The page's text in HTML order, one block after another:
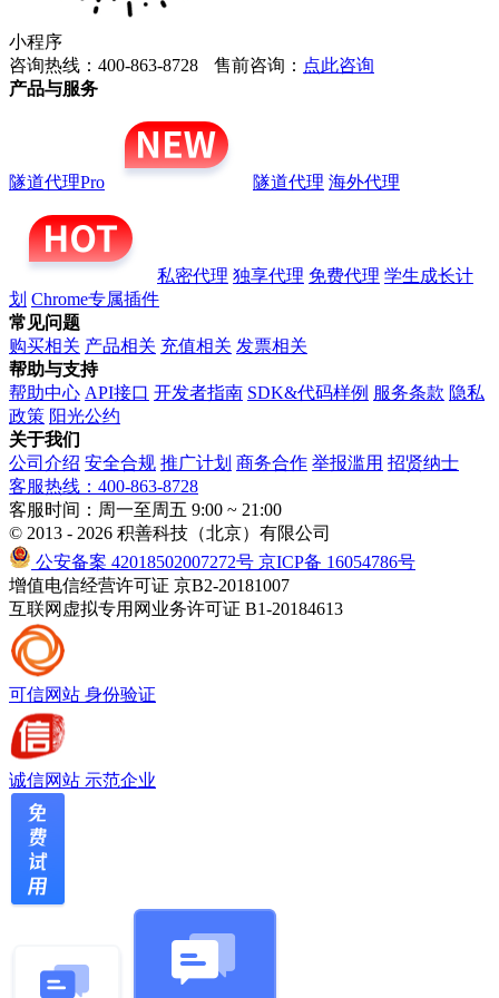
小程序
咨询热线：400-863-8728
售前咨询： 点此咨询
产品与服务
隧道代理Pro 隧道代理 海外代理
私密代理 独享代理 免费代理 学生成长计
划 Chrome专属插件
常见问题
购买相关 产品相关 充值相关 发票相关
帮助与支持
帮助中心 API接口 开发者指南 SDK&代码样例 服务条款 隐私
政策 阳光公约
关于我们
公司介绍 安全合规 推广计划 商务合作 举报滥用 招贤纳士
客服热线：400-863-8728
客服时间：周一至周五 9:00 ~ 21:00
© 2013 - 2026 积善科技（北京）有限公司
公安备案 42018502007272号 京ICP备 16054786号
增值电信经营许可证 京B2-20181007
互联网虚拟专用网业务许可证 B1-20184613
可信网站 身份验证
诚信网站 示范企业